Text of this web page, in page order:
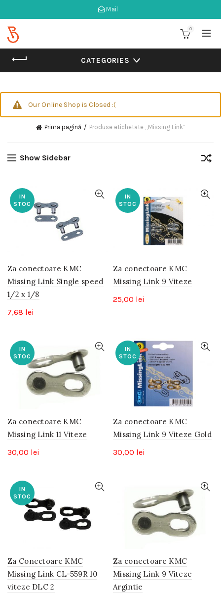
Mail
0
CATEGORIES
Our Online Shop is Closed :(
Prima pagină Produse etichetate „Missing Link”
Show Sidebar
IN
STOC
Za conectoare KMC
Missing Link Single speed
1/2 x 1/8
7,68 lei
IN
STOC
Za conectoare KMC
Missing Link 9 Viteze
25,00 lei
IN
STOC
Za conectoare KMC
Missing Link 11 Viteze
30,00 lei
IN
STOC
Za conectoare KMC
Missing Link 9 Viteze Gold
30,00 lei
IN
STOC
Za Conectoare KMC
Missing Link CL-559R 10
viteze DLC 2
Za conectoare KMC
Missing Link 9 Viteze
Argintie